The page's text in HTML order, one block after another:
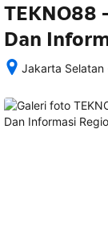
TEKNO88
Dan
Jakarta Selatan
memesan,
semua